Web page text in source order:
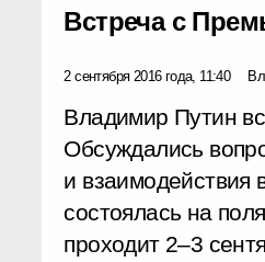
Встреча с
2 сентября 2016 года, 11:40
Владимир Путин
Обсуждались
и взаимодействия
состоялась на
проходит 2–3